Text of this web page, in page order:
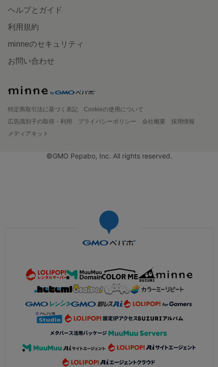
ヘルプとガイド
利用規約
minneのセキュリティ
お問い合わせ
特定商取引法に基づく表記
Cookieの使用について
広告識別子の取得・利用
プライバシーポリシー 会社概要
採用情報
メディアキット
©GMO Pepabo, Inc. All rights reserved.